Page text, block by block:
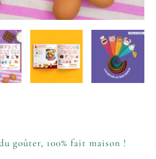
goûter, 100% fait maison !